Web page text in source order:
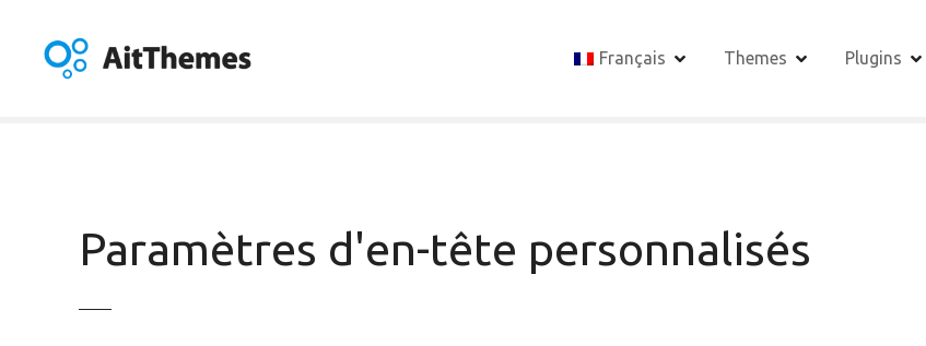
Français Themes Plugins
Paramètres d'en-tête personnalisés